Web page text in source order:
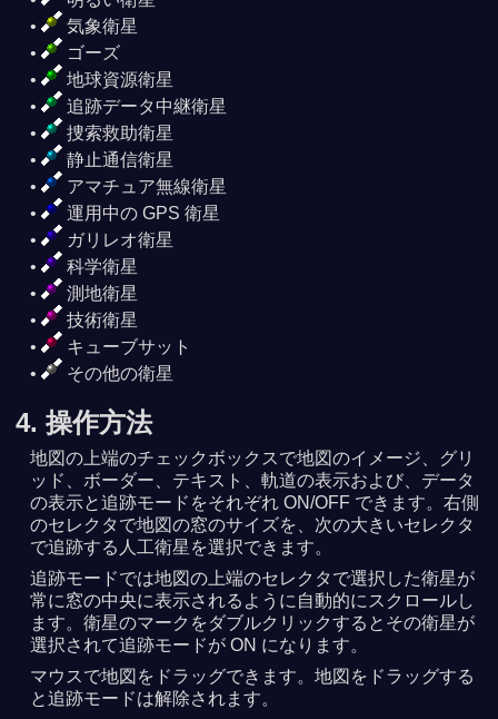
気象衛星
ゴーズ
地球資源衛星
追跡データ中継衛星
捜索救助衛星
静止通信衛星
アマチュア無線衛星
運用中の GPS 衛星
ガリレオ衛星
科学衛星
測地衛星
技術衛星
キューブサット
その他の衛星
4. 操作方法
地図の上端のチェックボックスで地図のイメージ、グリ
ッド、ボーダー、テキスト、軌道の表示および、データ
の表示と追跡モードをそれぞれ ON/OFF できます。右側
のセレクタで地図の窓のサイズを、次の大きいセレクタ
で追跡する人工衛星を選択できます。
追跡モードでは地図の上端のセレクタで選択した衛星が
常に窓の中央に表示されるように自動的にスクロールし
ます。衛星のマークをダブルクリックするとその衛星が
選択されて追跡モードが ON になります。
マウスで地図をドラッグできます。地図をドラッグする
と追跡モードは解除されます。